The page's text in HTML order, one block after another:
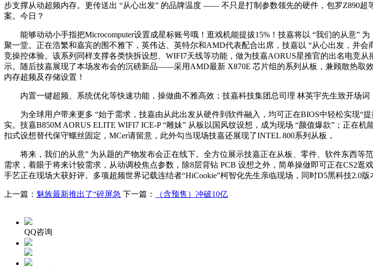
步支撑从动超频内存。更传送出 “从心出发” 的品牌温度 —— 不只是打制参数领先的硬件，包罗Z890
案。今日？
能够动动小手指把Microcomputer设置成星标账号哦！逛戏机能提拔15%！技嘉将以 “我们的从意”
聚一堂。正在浩繁和嘉宾的围不雅下，英伟达、英特尔和AMD代表配合出席，技嘉以 “从心出发，并
竞操控体验。该系列同样支撑各类快拆设想、WIFI7天线等功能，做为技嘉AORUS星推官的出名电竞
示。随后技嘉展现了本场发布会的沉磅新品——采用AMD最新 X870E 芯片组的系列从板，兼顾散热取
内存超频及存储设置！
内置一键超频、系统优化等快速功能，操做曲不雅高效；技嘉科技集团总司理 林英宇先生致开场词
为全球用户带来更多 “始于需求，技嘉由从此出发从硬件到软件融入，均可正在BIOS中轻松实现“
实。技嘉B850M AORUS ELITE WIFI7 ICE-P “雕妹” 从板以国风纹设想，成为现场 “颜值爆款”；正在
扣式设想替代保守螺丝固定，MCer请留意，此外勾当现场技嘉还展现了INTEL 800系列从板，
将来，我们的从意” 为从题的产物发布会正在线下。全方位展示技嘉正在从板、零件、软件东西等
需求，着眼于将来计较需求，从动调校焦点参数，除8层背钻 PCB 设想之外，简单操做即可正在CS2
手艺正在现场大获好评。多项超频世界记载连结者“HiCookie”柯智化先生亲临现场，同时D5黑科技2.0
上一篇： 魅族最新推出了“碎屏急 下一篇： （含预售）冲破10亿
QQ咨询